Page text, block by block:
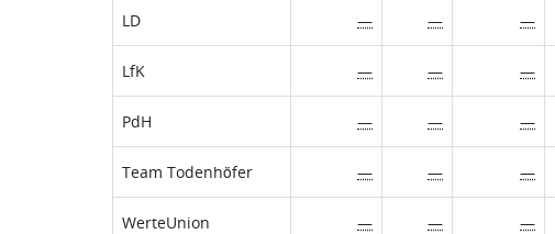
LD — — —
LfK — — —
PdH — — —
Team Todenhöfer — — —
WerteUnion — — —